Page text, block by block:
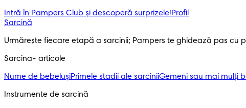
Intră în Pampers Club și descoperă surprizele!​Profil
Sarcină
Urmărește fiecare etapă a sarcinii; Pampers te ghidează pas cu
Sarcina- articole
Nume de bebelușiPrimele stadii ale sarciniiGemeni sau mai mulți
Instrumente de sarcină